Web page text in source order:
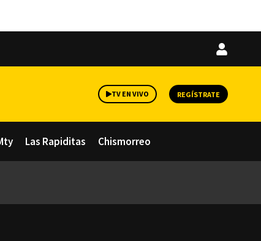
Iniciar
TV EN VIVO REGÍSTRATE
Las Rapiditas Chismorreo